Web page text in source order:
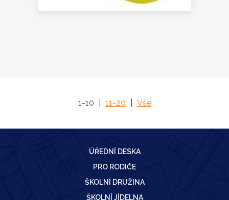
1-10 11-20 Vše
ÚŘEDNÍ DESKA
PRO RODIČE
ŠKOLNÍ DRUŽINA
ŠKOLNÍ JÍDELNA